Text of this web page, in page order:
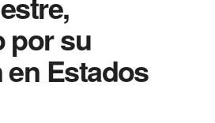
por su
Estados